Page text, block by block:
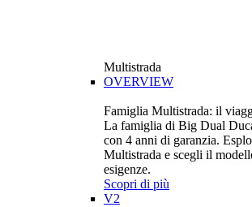
Multistrada
OVERVIEW
Famiglia Multistrada: il
La famiglia di Big Dual
con 4 anni di garanzia.
Multistrada e scegli il
esigenze.
Scopri di più
V2